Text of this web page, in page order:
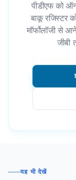
पीडीएफ को
बाकू रजिस्टर
मॉर्फोलॉजी से
जीबी
यह भी देखें